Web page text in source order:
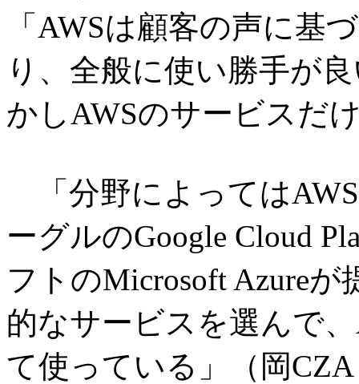
「AWSは顧客の声に基
り、全般に使い勝手が
かしAWSのサービスだ
「分野によっては
ーグルのGoogle Cloud
フトのMicrosoft Azure
的なサービスを選んで
て使っている」（岡